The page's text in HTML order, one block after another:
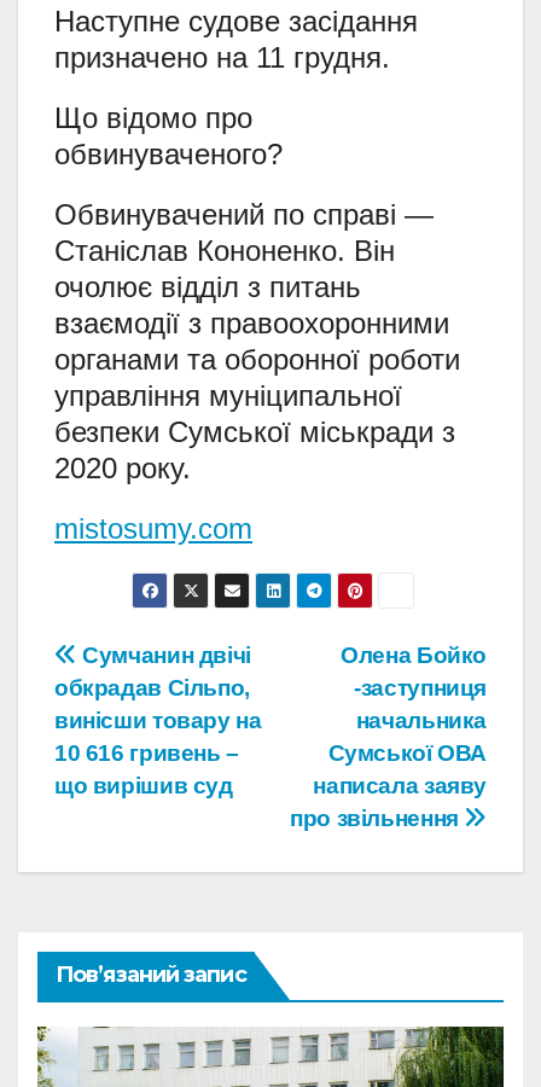
Наступне судове засідання
призначено на 11 грудня.
Що відомо про
обвинуваченого?
Обвинувачений по справі —
Станіслав Кононенко. Він
очолює відділ з питань
взаємодії з правоохоронними
органами та оборонної роботи
управління муніципальної
безпеки Сумської міськради з
2020 року.
mistosumy.com
Навігація
записів
Олена Бойко
-заступниця
начальника
Сумської ОВА
написала заяву
про звільнення
Сумчанин двічі
обкрадав Сільпо,
винісши товару на
10 616 гривень –
що вирішив суд
Пов’язаний запис